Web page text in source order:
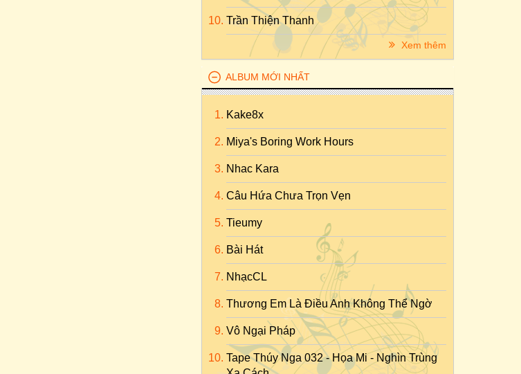
Trần Thiện Thanh
Xem thêm
ALBUM MỚI NHẤT
Kake8x
Miya's Boring Work Hours
Nhac Kara
Câu Hứa Chưa Trọn Vẹn
Tieumy
Bài Hát
NhạcCL
Thương Em Là Điều Anh Không Thể Ngờ
Vô Ngại Pháp
Tape Thúy Nga 032 - Họa Mi - Nghìn Trùng